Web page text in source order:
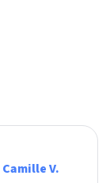
Camille V.